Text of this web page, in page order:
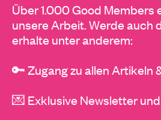
Über 1.000 Good Members
unsere Arbeit. Werde auch
erhalte unter anderem:
🔑 Zugang zu allen Artikeln
💌 Exklusive Newsletter